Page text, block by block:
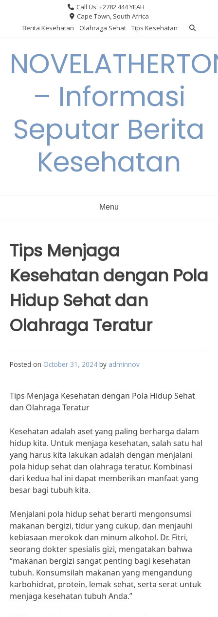
content
Call Us: +2782 444 YEAH
Cape Town, South Africa
Berita Kesehatan
Olahraga Sehat Tips Kesehatan
– Informasi
Seputar Berita
Kesehatan
Menu
Tips Menjaga
Kesehatan dengan Pola
Hidup Sehat dan
Olahraga Teratur
Posted on October 31, 2024 by adminnov
Tips Menjaga Kesehatan dengan Pola Hidup Sehat
dan Olahraga Teratur
Kesehatan adalah aset yang paling berharga dalam
hidup kita. Untuk menjaga kesehatan, salah satu hal
yang harus kita lakukan adalah dengan menjalani
pola hidup sehat dan olahraga teratur. Kombinasi
dari kedua hal ini dapat memberikan manfaat yang
besar bagi tubuh kita.
Menjalani pola hidup sehat berarti mengonsumsi
makanan bergizi, tidur yang cukup, dan menjauhi
kebiasaan merokok dan minum alkohol. Dr. Fitri,
seorang dokter spesialis gizi, mengatakan bahwa
“makanan bergizi sangat penting bagi kesehatan
tubuh. Konsumsilah makanan yang mengandung
karbohidrat, protein, lemak sehat, serta serat untuk
menjaga kesehatan tubuh Anda.”